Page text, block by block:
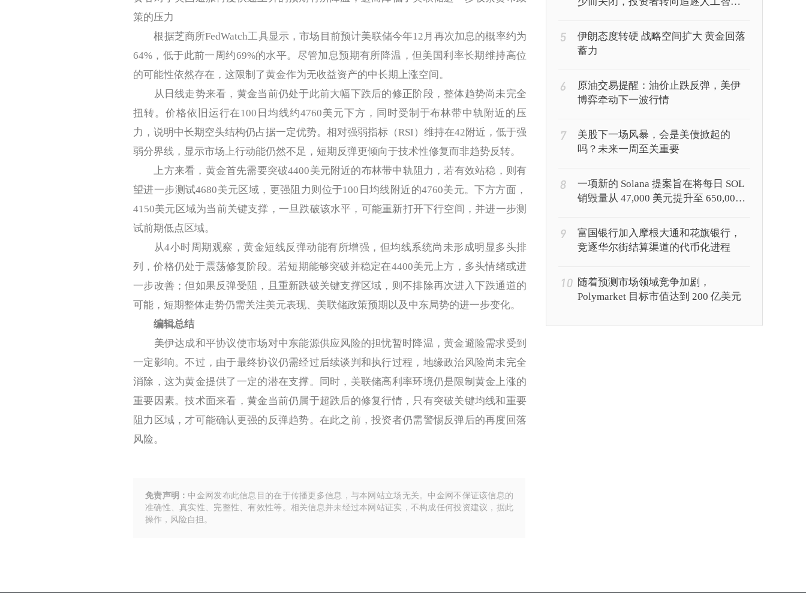
策的压力
根据芝商所FedWatch工具显示，市场目前预计美联储今年12月再次加息的概率约为
64%，低于此前一周约69%的水平。尽管加息预期有所降温，但美国利率长期维持高位
的可能性依然存在，这限制了黄金作为无收益资产的中长期上涨空间。
从日线走势来看，黄金当前仍处于此前大幅下跌后的修正阶段，整体趋势尚未完全
扭转。价格依旧运行在100日均线约4760美元下方，同时受制于布林带中轨附近的压
力，说明中长期空头结构仍占据一定优势。相对强弱指标（RSI）维持在42附近，低于强
弱分界线，显示市场上行动能仍然不足，短期反弹更倾向于技术性修复而非趋势反转。
上方来看，黄金首先需要突破4400美元附近的布林带中轨阻力，若有效站稳，则有
望进一步测试4680美元区域，更强阻力则位于100日均线附近的4760美元。下方方面，
4150美元区域为当前关键支撑，一旦跌破该水平，可能重新打开下行空间，并进一步测
试前期低点区域。
从4小时周期观察，黄金短线反弹动能有所增强，但均线系统尚未形成明显多头排
列，价格仍处于震荡修复阶段。若短期能够突破并稳定在4400美元上方，多头情绪或进
一步改善；但如果反弹受阻，且重新跌破关键支撑区域，则不排除再次进入下跌通道的
可能，短期整体走势仍需关注美元表现、美联储政策预期以及中东局势的进一步变化。
编辑总结
美伊达成和平协议使市场对中东能源供应风险的担忧暂时降温，黄金避险需求受到
一定影响。不过，由于最终协议仍需经过后续谈判和执行过程，地缘政治风险尚未完全
消除，这为黄金提供了一定的潜在支撑。同时，美联储高利率环境仍是限制黄金上涨的
重要因素。技术面来看，黄金当前仍属于超跌后的修复行情，只有突破关键均线和重要
阻力区域，才可能确认更强的反弹趋势。在此之前，投资者仍需警惕反弹后的再度回落
风险。
免责声明： 中金网发布此信息目的在于传播更多信息，与本网站立场无关。中金网不保证该信息的
准确性、真实性、完整性、有效性等。相关信息并未经过本网站证实，不构成任何投资建议，据此
操作，风险自担。
5
伊朗态度转硬 战略空间扩大 黄金回落
蓄力
6
原油交易提醒：油价止跌反弹，美伊
博弈牵动下一波行情
7
美股下一场风暴，会是美债掀起的
吗？未来一周至关重要
8
一项新的 Solana 提案旨在将每日 SOL
销毁量从 47,000 美元提升至 650,000
9
富国银行加入摩根大通和花旗银行，
竞逐华尔街结算渠道的代币化进程
10 随着预测市场领域竞争加剧，
Polymarket 目标市值达到 200 亿美元